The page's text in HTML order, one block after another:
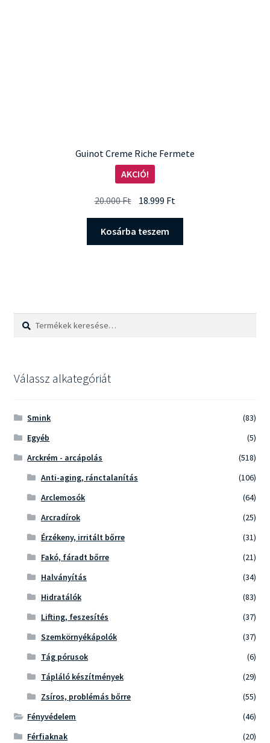
Guinot Creme Riche Fermete
AKCIÓ!
20.000Ft Original
price
was:
20.000 Ft.
18.999 Ft
price
18.999 Ft.
Kosárba teszem
Keresés
Keresés
Válassz alkategóriát
Smink
(83)
Egyéb
(5)
Arckrém - arcápolás
(518)
Anti-aging, ránctalanítás
(106)
Arclemosók
(64)
Arcradírok
(25)
Érzékeny, irritált bőrre
(31)
Fakó, fáradt bőrre
(21)
Halványítás
(34)
Hidratálók
(83)
Lifting, feszesítés
(37)
Szemkörnyékápolók
(37)
Tág pórusok
(6)
Tápláló készítmények
(29)
Zsíros, problémás bőrre
(55)
Fényvédelem
(46)
Férfiaknak
(20)